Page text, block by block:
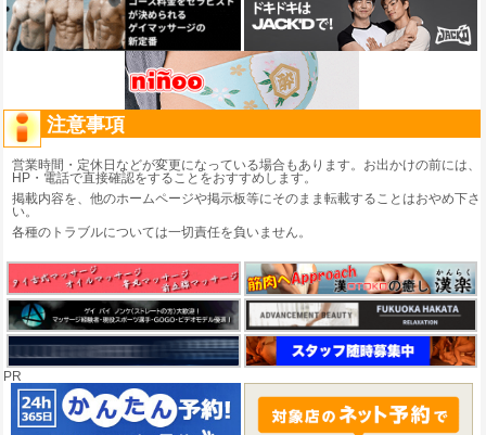
注意事項
営業時間・定休日などが変更になっている場合もあります。お出かけの前には、
HP・電話で直接確認をすることをおすすめします。
掲載内容を、他のホームページや掲示板等にそのまま転載することはおやめ下さ
い。
各種のトラブルについては一切責任を負いません。
PR